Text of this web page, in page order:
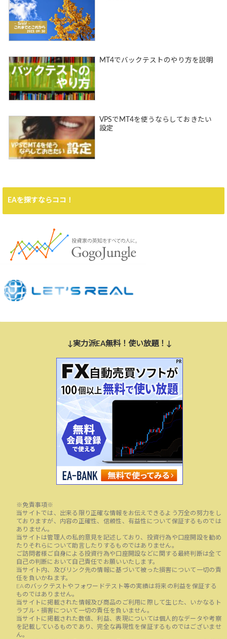
MT4でバックテストのやり方を説明
VPSでMT4を使うならしておきたい
設定
EAを探すならココ！
↓実力派EA無料！使い放題！↓
※免責事項※
当サイトでは、出来る限り正確な情報をお伝えできるよう万全の努力をし
ておりますが、内容の正確性、信頼性、有益性について保証するものでは
ありません。
当サイトは管理人の私的意見を記述しており、投資行為や口座開設を勧め
たりそれらについて助言したりするものではありません。
ご訪問者様ご自身による投資行為や口座開設などに関する最終判断は全て
自己の判断において自己責任でお願いいたします。
当サイト内、及びリンク先の情報に基づいて被った損害について一切の責
任を負いかねます。
EAのバックテストやフォワードテスト等の実績は将来の利益を保証する
ものではありません。
当サイトに掲載された情報及び商品のご利用に際して生じた、いかなるト
ラブル・損害について一切の責任を負いません。
当サイトに掲載された数値、利益、表現については個人的なデータや考察
を記載しているものであり、完全な再現性を保証するものではございませ
ん。